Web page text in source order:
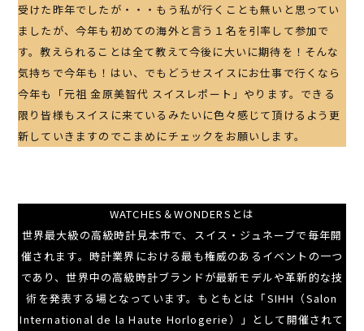
受けた昨年でしたが・・・もう私が行くことも無いと思ってい
ましたが、今年も初めての海外と言う１名を引率して参加で
す。教えられることは全て教えて今後に大いに期待を！そんな
気持ちで今年も！はい、でもどうせスイスにお仕事で行くなら
今年も「元祖 金原美智代 スイスレポート」やります。できる
限り皆様もスイスに来ているみたいに色々感じて頂けるよう更
新していきますのでこまめにチェックをお願いします。
WATCHES＆WONDERSとは
世界最大級の高級時計見本市で、スイス・ジュネーブで毎年開
催されます。時計業界における最も権威のあるイベントの一つ
であり、世界中の高級時計ブランドが最新モデルや革新的な技
術を発表する場となっています。もともとは「SIHH（Salon
International de la Haute Horlogerie）」として開催されて